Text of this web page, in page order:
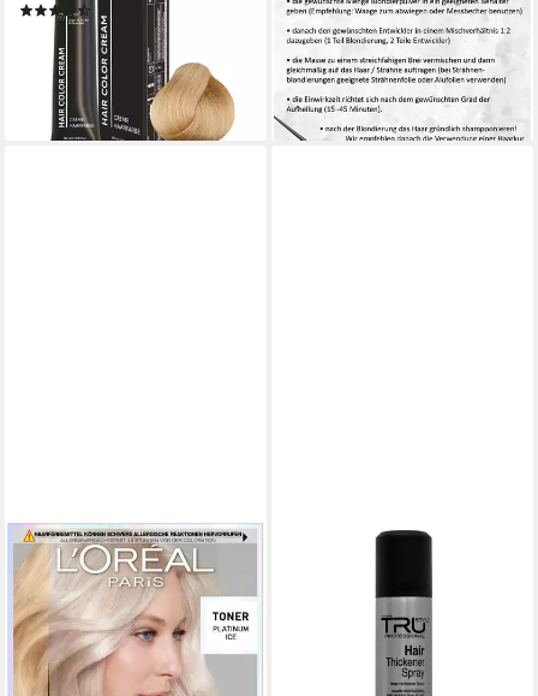
(64)
8,95 €
(89,50 €/ 1 l)
lieferbar - in 3-4 Werktagen bei dir
+183
Oxydant Entwickler 3%, Set
ab 17,80 €
lieferbar - in 3-4 Werktagen bei dir